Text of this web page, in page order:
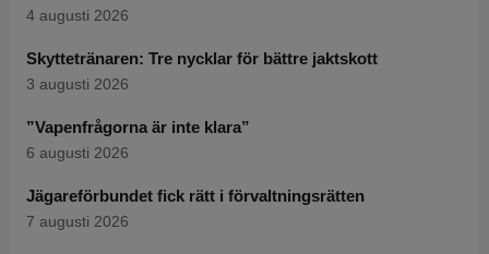
4 augusti 2026
Skyttetränaren: Tre nycklar för bättre jaktskott
3 augusti 2026
”Vapenfrågorna är inte klara”
6 augusti 2026
Jägareförbundet fick rätt i förvaltningsrätten
7 augusti 2026